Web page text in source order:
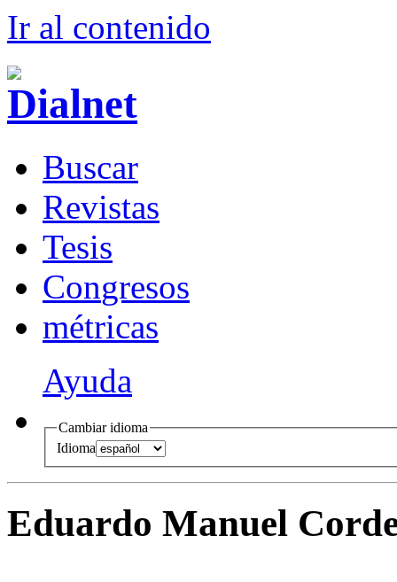
Ir al contenido
Buscar
Revistas
Tesis
Congresos
métricas
Ayuda
Cambiar idioma
Idioma
Eduardo Manuel